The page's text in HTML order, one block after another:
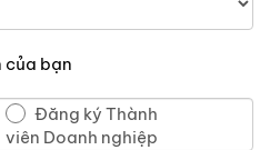
của bạn
Đăng ký Thành
viên Doanh nghiệp